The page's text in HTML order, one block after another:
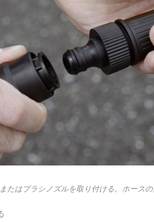
たはブラシノズルを取り付ける。ホース